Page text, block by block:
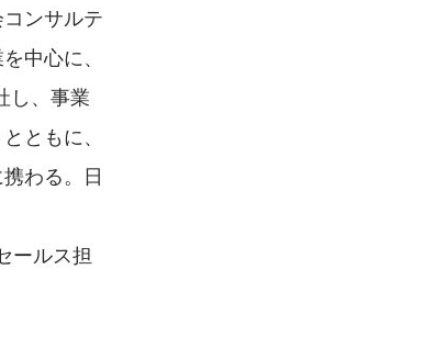
ンサルテ
中心に、
し、事業
ともに、
わる。日
ールス担